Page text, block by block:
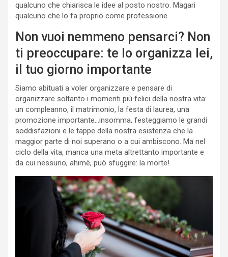
qualcuno che chiarisca le idee al posto nostro. Magari
qualcuno che lo fa proprio come professione.
Non vuoi nemmeno pensarci? Non
ti preoccupare: te lo organizza lei,
il tuo giorno importante
Siamo abituati a voler organizzare e pensare di
organizzare soltanto i momenti più felici della nostra vita:
un compleanno, il matrimonio, la festa di laurea, una
promozione importante…insomma, festeggiamo le grandi
soddisfazioni e le tappe della nostra esistenza che la
maggior parte di noi superano o a cui ambiscono. Ma nel
ciclo della vita, manca una meta altrettanto importante e
da cui nessuno, ahimè, può sfuggire: la morte!